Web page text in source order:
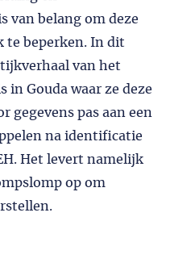
van belang om deze
te beperken. In dit
van het
in Gouda waar ze deze
gegevens pas aan een
na identificatie
Het levert namelijk
op om